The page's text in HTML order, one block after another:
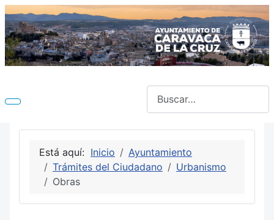
Está aquí: Inicio
Ayuntamiento
Trámites del Ciudadano
Urbanismo
Obras